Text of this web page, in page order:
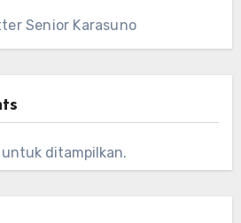
Senior Karasuno
ditampilkan.